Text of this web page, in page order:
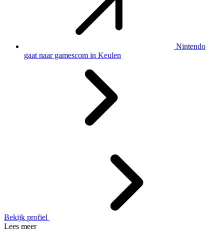
Nintendo
gaat naar gamescom in Keulen
Bekijk profiel
Lees meer